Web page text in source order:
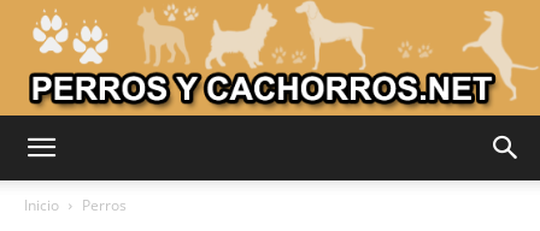
Inicio Perros